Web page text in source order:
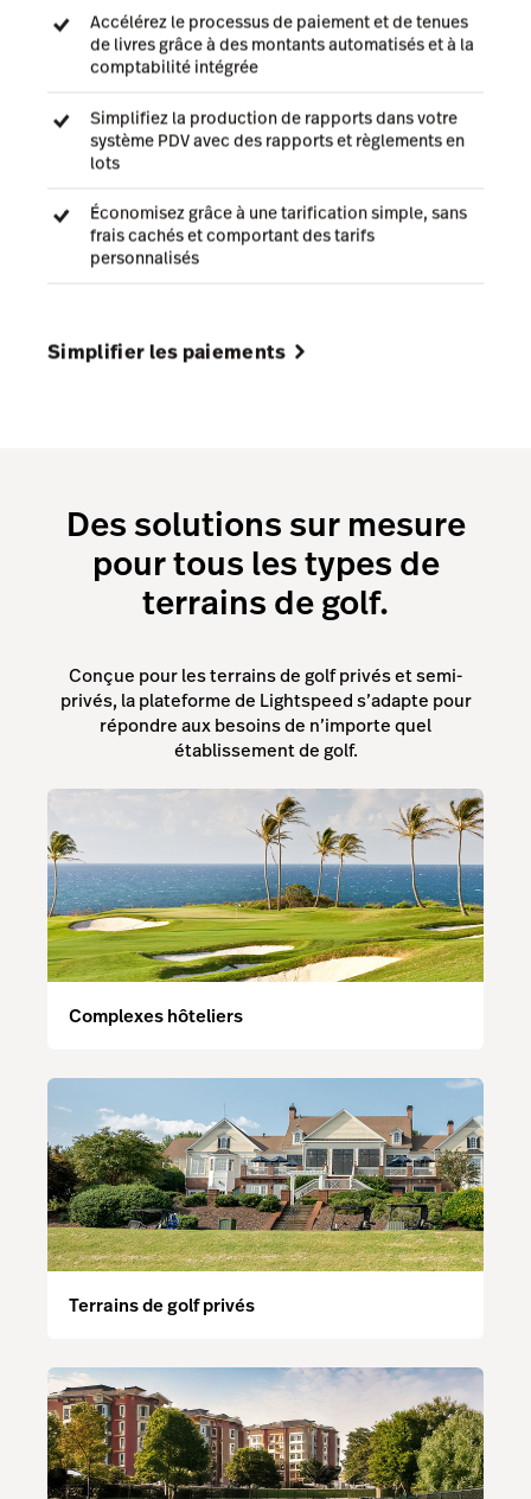
Accélérez le processus de paiement et de tenues
de livres grâce à des montants automatisés et à la
comptabilité intégrée
Simplifiez la production de rapports dans votre
système PDV avec des rapports et règlements en
lots
Économisez grâce à une tarification simple, sans
frais cachés et comportant des tarifs
personnalisés
Simplifier les paiements
Des solutions sur mesure
pour tous les types de
terrains de golf.
Conçue pour les terrains de golf privés et semi-
privés, la plateforme de Lightspeed s’adapte pour
répondre aux besoins de n’importe quel
établissement de golf.
Complexes hôteliers
Terrains de golf privés